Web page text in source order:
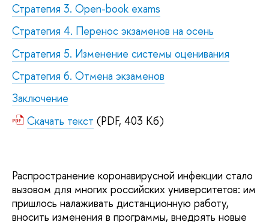
Стратегия 3. Open-book exams
Стратегия 4. Перенос экзаменов на осень
Стратегия 5. Изменение системы оценивания
Стратегия 6. Отмена экзаменов
Заключение
Скачать текст (PDF, 403 Кб)
Распространение коронавирусной инфекции стало
вызовом для многих российских университетов: им
пришлось налаживать дистанционную работу,
вносить изменения в программы, внедрять новые